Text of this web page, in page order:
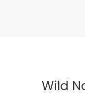
Wild